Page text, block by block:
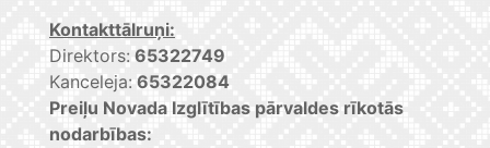
Kontakttālruņi:
Direktors: 65322749
Kanceleja: 65322084
Preiļu Novada Izglītības pārvaldes rīkotās
nodarbības: